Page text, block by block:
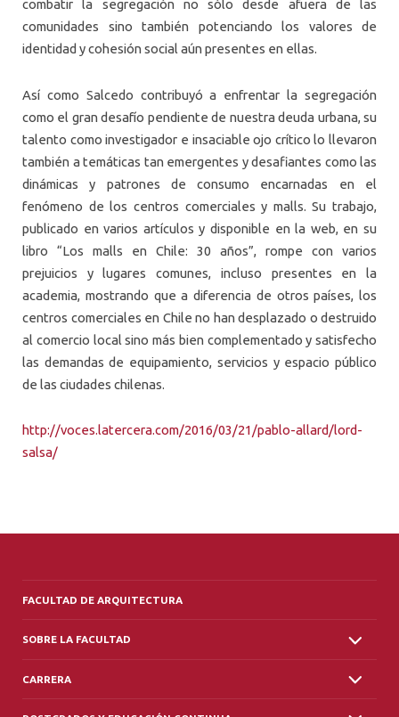
combatir la segregación no sólo desde afuera de las
comunidades sino también potenciando los valores de
identidad y cohesión social aún presentes en ellas.
Así como Salcedo contribuyó a enfrentar la segregación
como el gran desafío pendiente de nuestra deuda urbana, su
talento como investigador e insaciable ojo crítico lo llevaron
también a temáticas tan emergentes y desafiantes como las
dinámicas y patrones de consumo encarnadas en el
fenómeno de los centros comerciales y malls. Su trabajo,
publicado en varios artículos y disponible en la web, en su
libro “Los malls en Chile: 30 años”, rompe con varios
prejuicios y lugares comunes, incluso presentes en la
academia, mostrando que a diferencia de otros países, los
centros comerciales en Chile no han desplazado o destruido
al comercio local sino más bien complementado y satisfecho
las demandas de equipamiento, servicios y espacio público
de las ciudades chilenas.
http://voces.latercera.com/2016/03/21/pablo-allard/lord-
salsa/
FACULTAD DE ARQUITECTURA
SOBRE LA FACULTAD
CARRERA